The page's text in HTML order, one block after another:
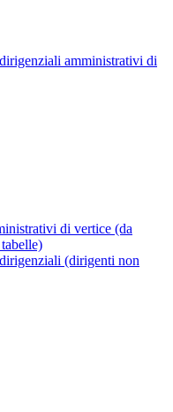
amministrativi di
di vertice (da
(dirigenti non